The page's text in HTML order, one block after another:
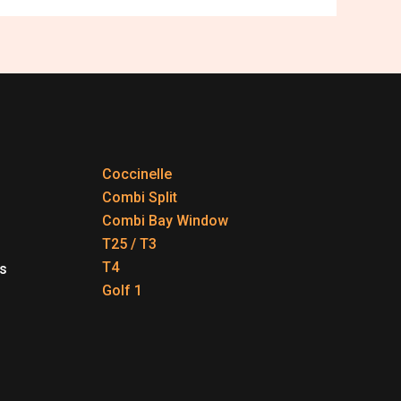
Coccinelle
Combi Split
Combi Bay Window
T25 / T3
T4
Golf 1